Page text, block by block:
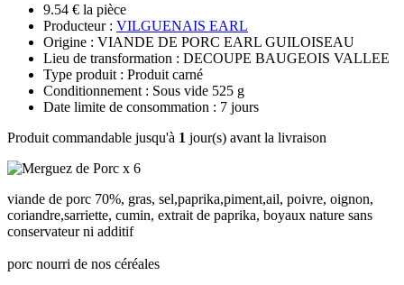
9.54 € la pièce
Producteur : VILGUENAIS EARL
Origine : VIANDE DE PORC EARL GUILOISEAU
Lieu de transformation : DECOUPE BAUGEOIS VALLEE
Type produit : Produit carné
Conditionnement : Sous vide 525 g
Date limite de consommation : 7 jours
Produit commandable jusqu'à 1 jour(s) avant la livraison
viande de porc 70%, gras, sel,paprika,piment,ail, poivre, oignon,
coriandre,sarriette, cumin, extrait de paprika, boyaux nature sans
conservateur ni additif
porc nourri de nos céréales